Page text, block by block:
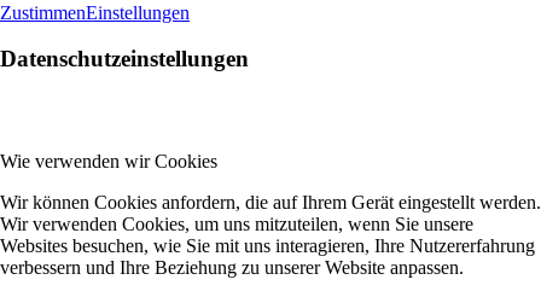
ZustimmenEinstellungen
Datenschutzeinstellungen
Wie verwenden wir Cookies
Wir können Cookies anfordern, die auf Ihrem Gerät eingestellt werden.
Wir verwenden Cookies, um uns mitzuteilen, wenn Sie unsere
Websites besuchen, wie Sie mit uns interagieren, Ihre Nutzererfahrung
verbessern und Ihre Beziehung zu unserer Website anpassen.